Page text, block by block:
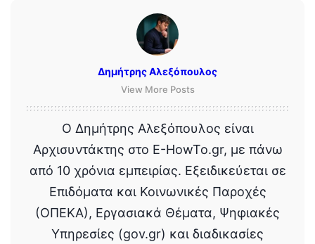
Δημήτρης Αλεξόπουλος
View More Posts
Ο Δημήτρης Αλεξόπουλος είναι
Αρχισυντάκτης στο E-HowTo.gr, με πάνω
από 10 χρόνια εμπειρίας. Εξειδικεύεται σε
Επιδόματα και Κοινωνικές Παροχές
(ΟΠΕΚΑ), Εργασιακά Θέματα, Ψηφιακές
Υπηρεσίες (gov.gr) και διαδικασίες